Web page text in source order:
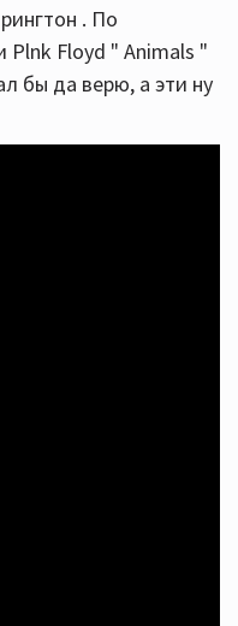
. По
Plnk Floyd " Animals "
бы да верю, а эти ну